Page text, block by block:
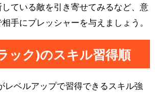
ている敵を引き寄せてみるなど、意
手にプレッシャーを与えましょう。
ック)のスキル習得順
レベルアップで習得できるスキル強